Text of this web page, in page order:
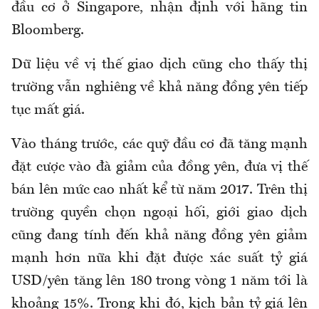
đầu cơ ở Singapore, nhận định với hãng tin
Bloomberg.
Dữ liệu về vị thế giao dịch cũng cho thấy thị
trường vẫn nghiêng về khả năng đồng yên tiếp
tục mất giá.
Vào tháng trước, các quỹ đầu cơ đã tăng mạnh
đặt cược vào đà giảm của đồng yên, đưa vị thế
bán lên mức cao nhất kể từ năm 2017. Trên thị
trường quyền chọn ngoại hối, giới giao dịch
cũng đang tính đến khả năng đồng yên giảm
mạnh hơn nữa khi đặt được xác suất tỷ giá
USD/yên tăng lên 180 trong vòng 1 năm tới là
khoảng 15%. Trong khi đó, kịch bản tỷ giá lên